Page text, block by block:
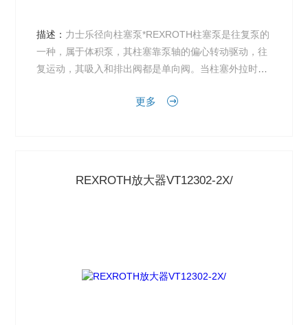
描述： 力士乐径向柱塞泵*REXROTH柱塞泵是往复泵的
一种，属于体积泵，其柱塞靠泵轴的偏心转动驱动，往
复运动，其吸入和排出阀都是单向阀。当柱塞外拉时，
更多
REXROTH放大器VT12302-2X/